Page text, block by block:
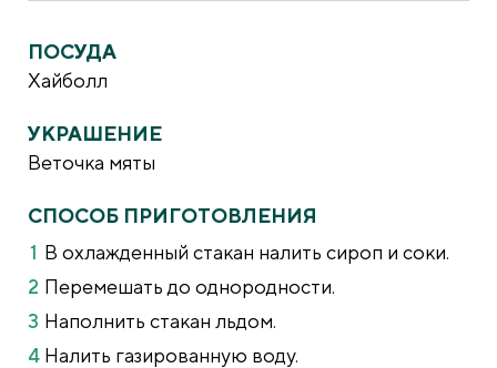
ПОСУДА
Хайболл
УКРАШЕНИЕ
Веточка мяты
СПОСОБ ПРИГОТОВЛЕНИЯ
В охлажденный стакан налить сироп и соки.
Перемешать до однородности.
Наполнить стакан льдом.
Налить газированную воду.